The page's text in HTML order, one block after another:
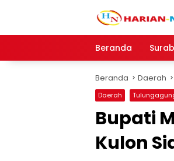
Beranda
Beranda Daerah
Daerah
Bupati
Kulon